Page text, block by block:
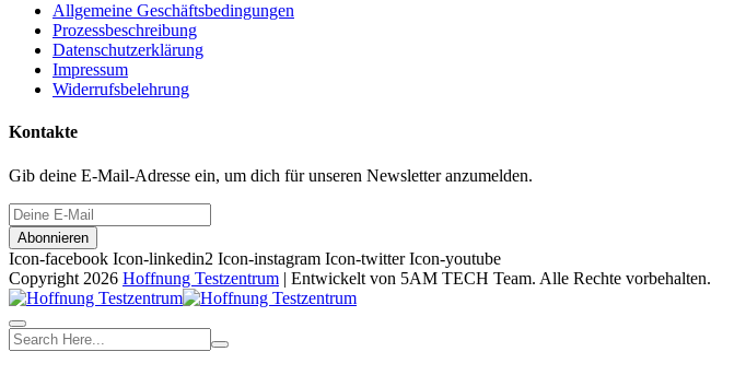
Allgemeine Geschäftsbedingungen
Prozessbeschreibung
Datenschutzerklärung
Impressum
Widerrufsbelehrung
Kontakte
Gib deine E-Mail-Adresse ein, um dich für unseren Newsletter anzumelden.
Abonnieren
Icon-facebook Icon-linkedin2 Icon-instagram Icon-twitter Icon-youtube
Copyright 2026 Hoffnung Testzentrum | Entwickelt von 5AM TECH Team. Alle Rechte vorbehalten.